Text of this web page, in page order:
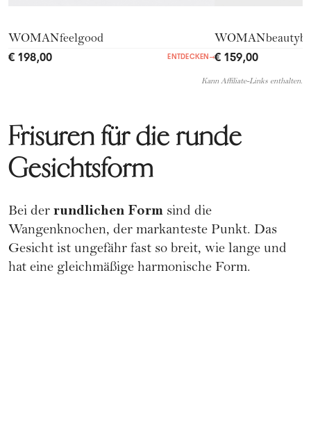
WOMANfeelgood
€ 198,00 ENTDECKEN →€ 159,00
Kann Affiliate-Links enthalten.
Frisuren für die runde
Gesichtsform
Bei der rundlichen Form sind die
Wangenknochen, der markanteste Punkt. Das
Gesicht ist ungefähr fast so breit, wie lange und
hat eine gleichmäßige harmonische Form.